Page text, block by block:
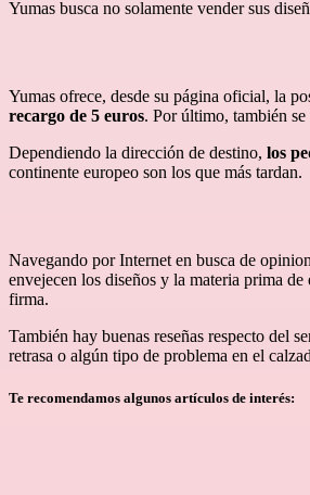
Yumas busca no solamente vender sus
Yumas ofrece, desde su página oficial, la
recargo de 5 euros. Por último, también
Dependiendo la dirección de destino, los
continente europeo son los que más tardan.
Navegando por Internet en busca de
envejecen los diseños y la materia prima
firma.
También hay buenas reseñas respecto del
retrasa o algún tipo de problema en el
Te recomendamos algunos artículos de interés: